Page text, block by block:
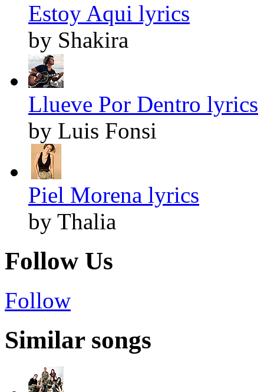
Estoy Aqui lyrics
by Shakira
Llueve Por Dentro lyrics
by Luis Fonsi
Piel Morena lyrics
by Thalia
Follow Us
Follow
Similar songs